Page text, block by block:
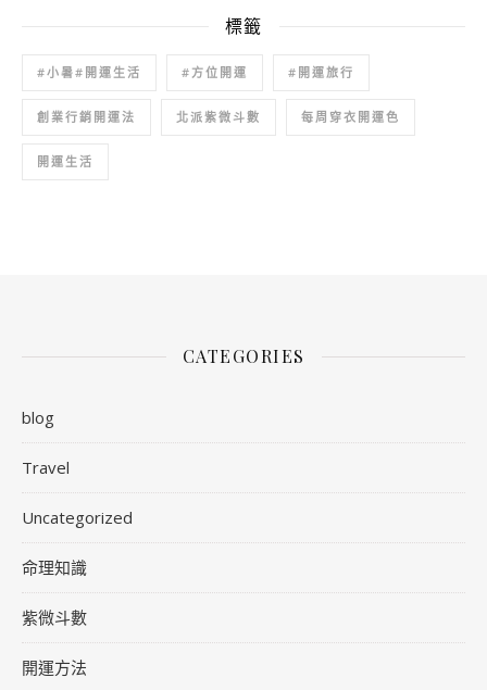
標籤
#小暑#開運生活 #方位開運 #開運旅行
創業行銷開運法 北派紫微斗數 每周穿衣開運色
開運生活
CATEGORIES
blog
Travel
Uncategorized
命理知識
紫微斗數
開運方法